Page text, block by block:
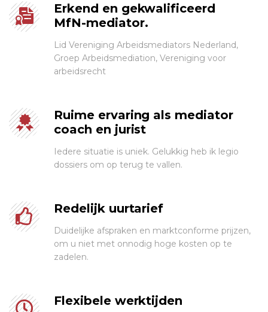
Erkend en gekwalificeerd
MfN-mediator.
Lid Vereniging Arbeidsmediators Nederland,
Groep Arbeidsmediation, Vereniging voor
arbeidsrecht
Ruime ervaring als mediator
coach en jurist
Iedere situatie is uniek. Gelukkig heb ik legio
dossiers om op terug te vallen.
Redelijk uurtarief
Duidelijke afspraken en marktconforme prijzen,
om u niet met onnodig hoge kosten op te
zadelen.
Flexibele werktijden